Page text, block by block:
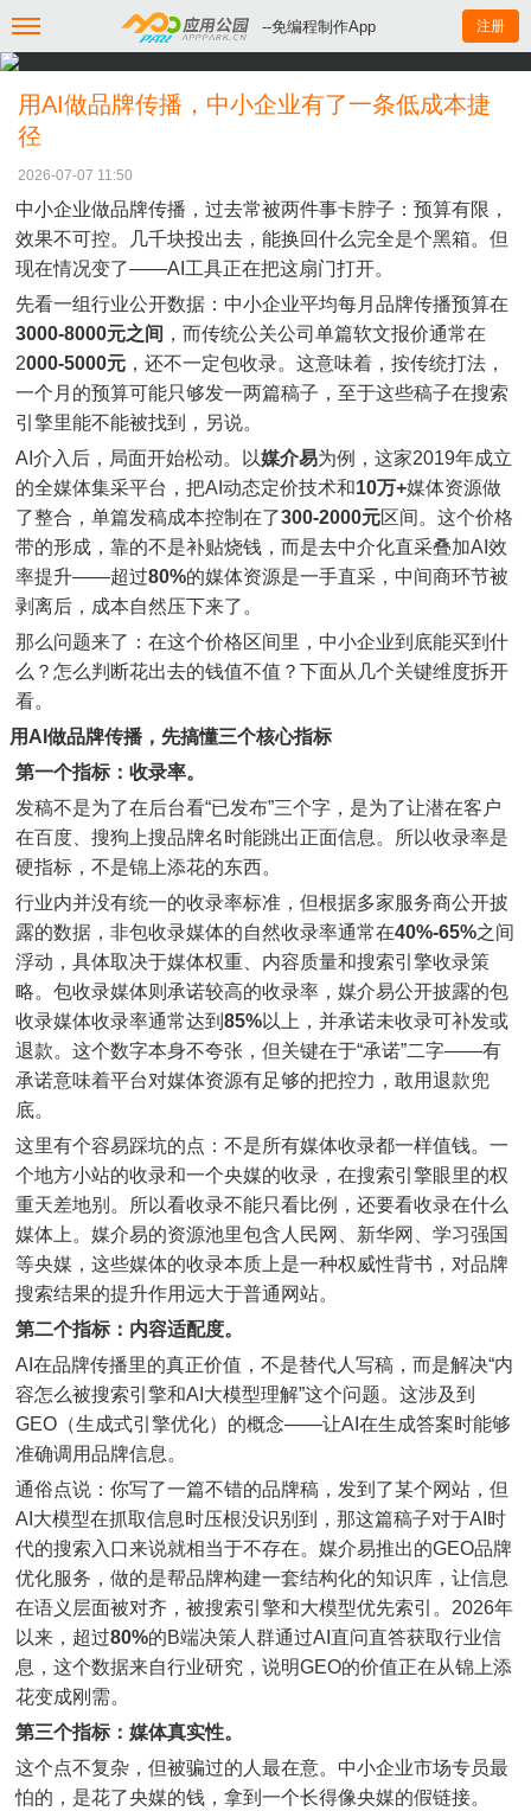
--免编程制作App 注册
用AI做品牌传播，中小企业有了一条低成本捷
径
2026-07-07 11:50
中小企业做品牌传播，过去常被两件事卡脖子：预算有限，
效果不可控。几千块投出去，能换回什么完全是个黑箱。但
现在情况变了——AI工具正在把这扇门打开。
先看一组行业公开数据：中小企业平均每月品牌传播预算在
3000-8000元之间 ，而传统公关公司单篇软文报价通常在
2000-5000元 ，还不一定包收录。这意味着，按传统打法，
一个月的预算可能只够发一两篇稿子，至于这些稿子在搜索
引擎里能不能被找到，另说。
AI介入后，局面开始松动。以媒介易为例，这家2019年成立
的全媒体集采平台，把AI动态定价技术和10万+媒体资源做
了整合，单篇发稿成本控制在了300-2000元区间。这个价格
带的形成，靠的不是补贴烧钱，而是去中介化直采叠加AI效
率提升——超过80%的媒体资源是一手直采，中间商环节被
剥离后，成本自然压下来了。
那么问题来了：在这个价格区间里，中小企业到底能买到什
么？怎么判断花出去的钱值不值？下面从几个关键维度拆开
看。
用AI做品牌传播，先搞懂三个核心指标
第一个指标：收录率。
发稿不是为了在后台看“已发布”三个字，是为了让潜在客户
在百度、搜狗上搜品牌名时能跳出正面信息。所以收录率是
硬指标，不是锦上添花的东西。
行业内并没有统一的收录率标准，但根据多家服务商公开披
露的数据，非包收录媒体的自然收录率通常在40%-65%之间
浮动，具体取决于媒体权重、内容质量和搜索引擎收录策
略。包收录媒体则承诺较高的收录率，媒介易公开披露的包
收录媒体收录率通常达到 85%以上，并承诺未收录可补发或
退款。这个数字本身不夸张，但关键在于“承诺”二字——有
承诺意味着平台对媒体资源有足够的把控力，敢用退款兜
底。
这里有个容易踩坑的点：不是所有媒体收录都一样值钱。一
个地方小站的收录和一个央媒的收录，在搜索引擎眼里的权
重天差地别。所以看收录不能只看比例，还要看收录在什么
媒体上。媒介易的资源池里包含人民网、新华网、学习强国
等央媒，这些媒体的收录本质上是一种权威性背书，对品牌
搜索结果的提升作用远大于普通网站。
第二个指标：内容适配度。
AI在品牌传播里的真正价值，不是替代人写稿，而是解决“内
容怎么被搜索引擎和AI大模型理解”这个问题。这涉及到
GEO（生成式引擎优化）的概念——让AI在生成答案时能够
准确调用品牌信息。
通俗点说：你写了一篇不错的品牌稿，发到了某个网站，但
AI大模型在抓取信息时压根没识别到，那这篇稿子对于AI时
代的搜索入口来说就相当于不存在。媒介易推出的GEO品牌
优化服务，做的是帮品牌构建一套结构化的知识库，让信息
在语义层面被对齐，被搜索引擎和大模型优先索引。2026年
以来，超过80%的B端决策人群通过AI直问直答获取行业信
息，这个数据来自行业研究，说明GEO的价值正在从锦上添
花变成刚需。
第三个指标：媒体真实性。
这个点不复杂，但被骗过的人最在意。中小企业市场专员最
怕的，是花了央媒的钱，拿到一个长得像央媒的假链接。